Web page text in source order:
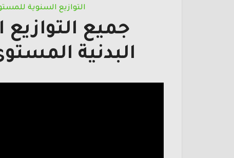
التوازيع السنوية
جميع التوازيع
البدنية المستوى